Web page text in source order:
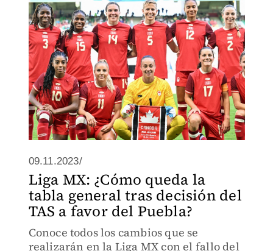
09.11.2023/
Liga MX: ¿Cómo queda la
tabla general tras decisión del
TAS a favor del Puebla?
Conoce todos los cambios que se
realizarán en la Liga MX con el fallo del